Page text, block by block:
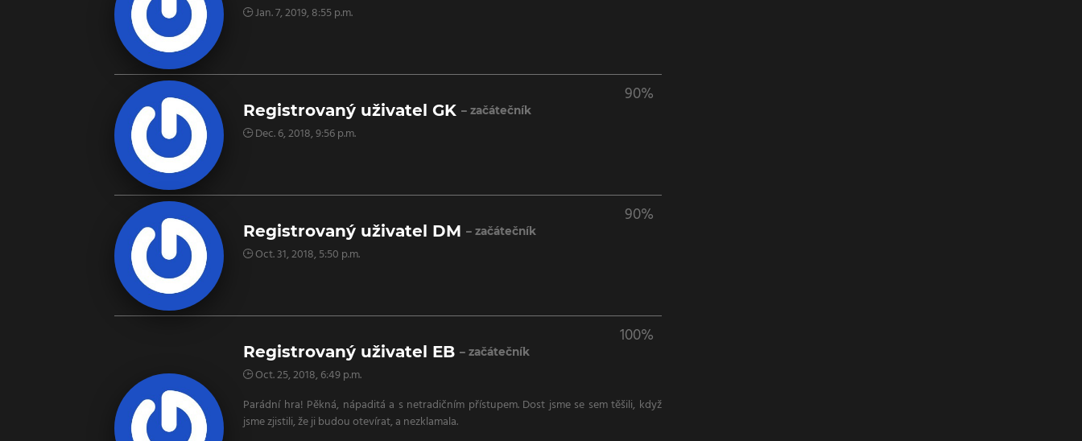
Jan. 7, 2019, 8:55 p.m.
90%
Registrovaný uživatel GK – začátečník
Dec. 6, 2018, 9:56 p.m.
90%
Registrovaný uživatel DM – začátečník
Oct. 31, 2018, 5:50 p.m.
100%
Registrovaný uživatel EB – začátečník
Oct. 25, 2018, 6:49 p.m.
Parádní hra! Pěkná, nápaditá a s netradičním přístupem. Dost jsme se sem těšili, když
jsme zjistili, že ji budou otevírat, a nezklamala.